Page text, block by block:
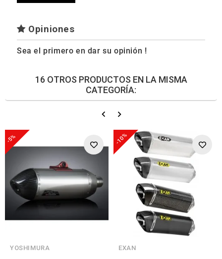
Opiniones
Sea el primero en dar su opinión !
16 OTROS PRODUCTOS EN LA MISMA
CATEGORÍA:
-5%
YOSHIMURA
-10%
EXAN